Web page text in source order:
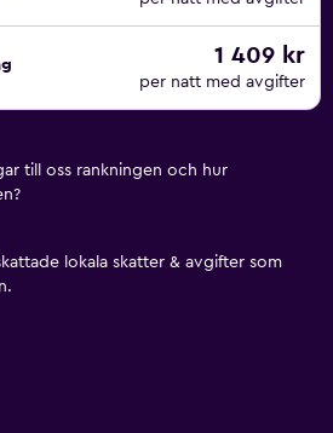
1 409 kr
per natt med avgifter
till oss rankningen och hur
lokala skatter & avgifter som